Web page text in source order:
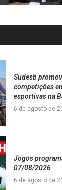
Sudesb
competições
esportivas na
6 de agosto de
Jogos
07/08/2026
6 de agosto de